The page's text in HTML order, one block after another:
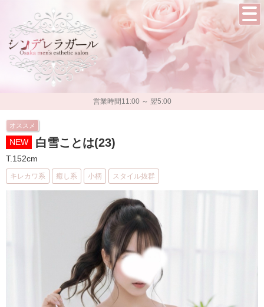
営業時間11:00 ～ 翌5:00
オススメ
NEW 白雪ことは(23)
T.152cm
キレカワ系 癒し系 小柄 スタイル抜群